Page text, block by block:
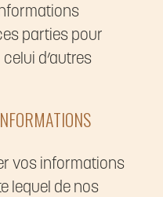
parties pour
d’autres
vos informations
lequel de nos